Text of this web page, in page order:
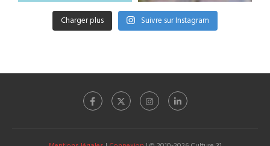
Charger plus Suivre sur Instagram